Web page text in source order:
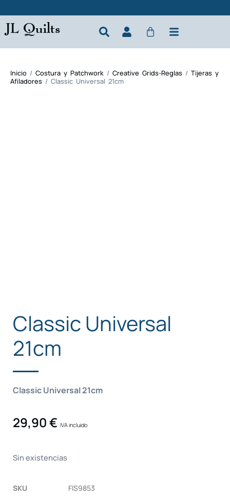
JL Quilts
Inicio / Costura y Patchwork / Creative Grids-Reglas / Tijeras y
Afiladores / Classic Universal 21cm
Classic Universal
21cm
Classic Universal 21cm
29,90€ IVA incluido
Sin existencias
SKU
FIS9853